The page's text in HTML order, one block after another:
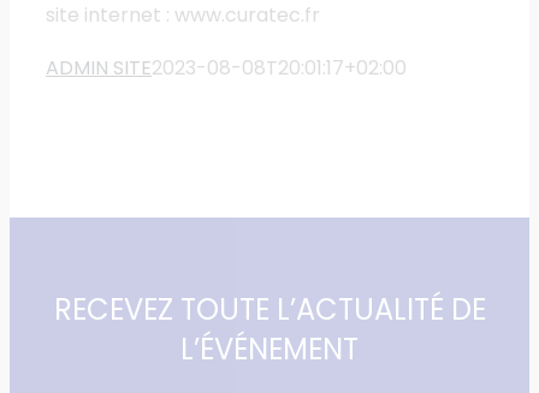
site internet : www.curatec.fr
ADMIN SITE2023-08-08T20:01:17+02:00
RECEVEZ TOUTE L’ACTUALITÉ DE
L’ÉVÉNEMENT